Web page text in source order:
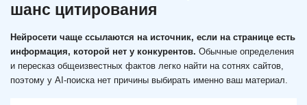
шанс цитирования
Нейросети чаще ссылаются на источник, если на странице есть
информация, которой нет у конкурентов. Обычные определения
и пересказ общеизвестных фактов легко найти на сотнях сайтов,
поэтому у AI-поиска нет причины выбирать именно ваш материал.